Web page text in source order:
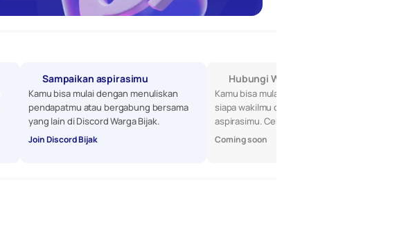
Sampaikan aspirasimu
Kamu bisa mulai dengan menuliskan
pendapatmu atau bergabung bersama
yang lain di Discord Warga Bijak.
Join Discord Bijak
Hubungi Wakilmu di DPR
Kamu bisa mulai dengan mencari tahu
siapa wakilmu di DPR, lalu sampaikan
aspirasimu. Cek profil mereka di sini!
Coming soon